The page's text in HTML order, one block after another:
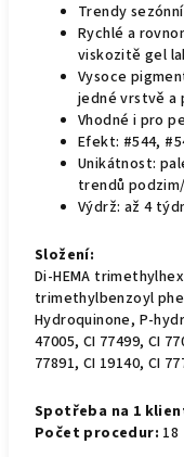
Trendy
Rychlé a
viskozitě gel
Vysoce
jedné vrstvě a
Vhodné i pro
Efekt: #544,
Unikátnost:
trendů
Výdrž: až 4
Složení:
Di-HEMA
trimethylbenzoyl
Hydroquinone, P-
47005, CI 77499, CI
77891, CI 19140, CI
Spotřeba na 1
Počet procedur: 18